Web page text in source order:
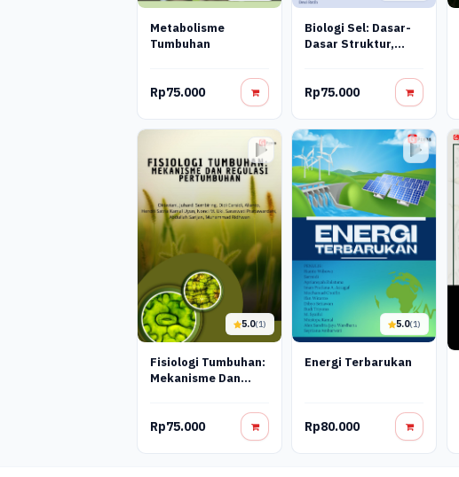
Metabolisme
Tumbuhan
Rp75.000
Biologi Sel: Dasar-
Dasar Struktur,
Mekanisme Seluler
Rp75.000
5.0(1)
Fisiologi Tumbuhan:
Mekanisme Dan
Rp75.000
5.0(1)
Energi Terbarukan
Rp80.000